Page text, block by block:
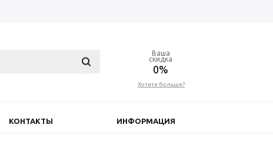
Ваша
скидка
0%
Хотите больше?
КОНТАКТЫ ИНФОРМАЦИЯ